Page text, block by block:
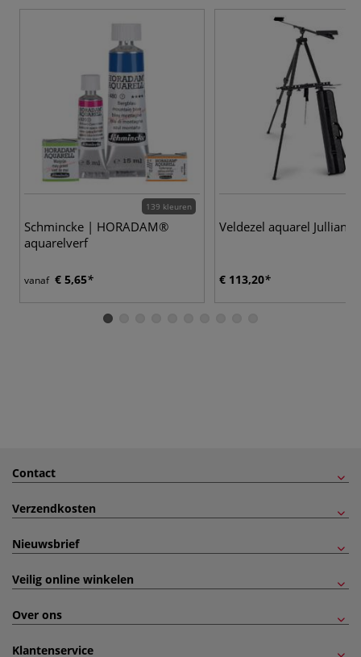
139 kleuren
Schmincke | HORADAM®
aquarelverf
vanaf € 5,65
Veldezel aquarel Jullian
€ 113,20
Contact
Verzendkosten
Nieuwsbrief
Veilig online winkelen
Over ons
Klantenservice